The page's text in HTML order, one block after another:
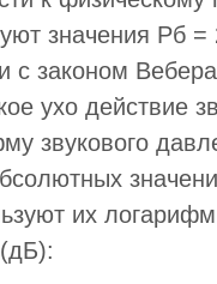
значения Pб
с законом
ухо действие
звукового
их